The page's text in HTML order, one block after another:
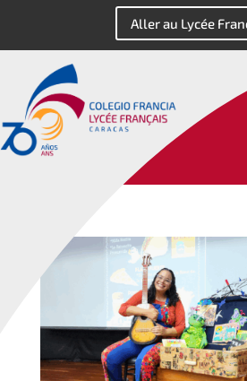
Aller au Lycée